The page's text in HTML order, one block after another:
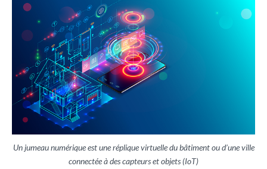
Un jumeau numérique est une réplique virtuelle du bâtiment ou d’une ville
connectée à des capteurs et objets (IoT)